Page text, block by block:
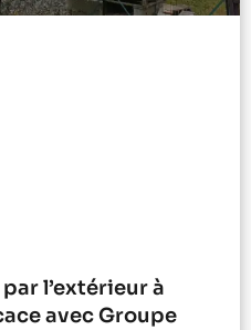
l’extérieur à
avec Groupe